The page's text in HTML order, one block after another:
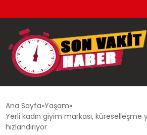
SIYASET
Ana Sayfa Yaşam
Yerli kadın giyim markası, küreselleşme
hızlandırıyor